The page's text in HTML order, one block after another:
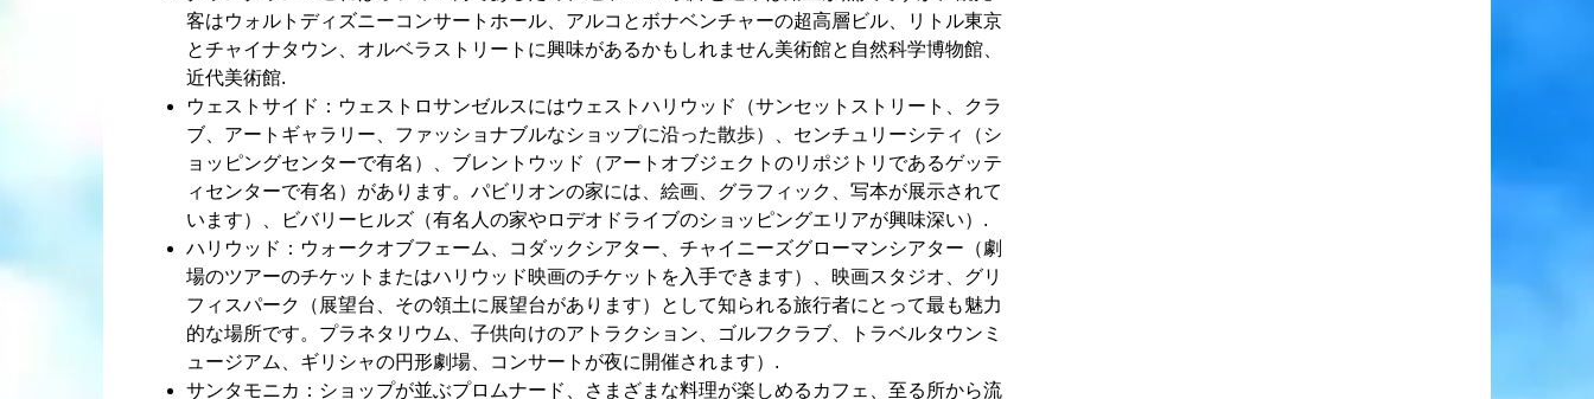
客はウォルトディズニーコンサートホール、アルコとボナベンチャーの超高層ビル、リトル東京
とチャイナタウン、オルベラストリートに興味があるかもしれません美術館と自然科学博物館、
近代美術館.
ウェストサイド：ウェストロサンゼルスにはウェストハリウッド（サンセットストリート、クラ
ブ、アートギャラリー、ファッショナブルなショップに沿った散歩）、センチュリーシティ（シ
ョッピングセンターで有名）、ブレントウッド（アートオブジェクトのリポジトリであるゲッテ
ィセンターで有名）があります。パビリオンの家には、絵画、グラフィック、写本が展示されて
います）、ビバリーヒルズ（有名人の家やロデオドライブのショッピングエリアが興味深い）.
ハリウッド：ウォークオブフェーム、コダックシアター、チャイニーズグローマンシアター（劇
場のツアーのチケットまたはハリウッド映画のチケットを入手できます）、映画スタジオ、グリ
フィスパーク（展望台、その領土に展望台があります）として知られる旅行者にとって最も魅力
的な場所です。プラネタリウム、子供向けのアトラクション、ゴルフクラブ、トラベルタウンミ
ュージアム、ギリシャの円形劇場、コンサートが夜に開催されます）.
サンタモニカ：ショップが並ぶプロムナード、さまざまな料理が楽しめるカフェ、至る所から流